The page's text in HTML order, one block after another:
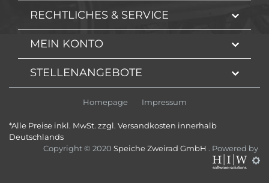
RECHTLICHES & SERVICE
MEIN KONTO
STELLENANGEBOTE
Homepage Impressum
*Alle Preise inkl. MwSt. zzgl. Versandkosten innerhalb
Deutschlands
Copyright © 2020 Speiche Zweirad GmbH . Powered by